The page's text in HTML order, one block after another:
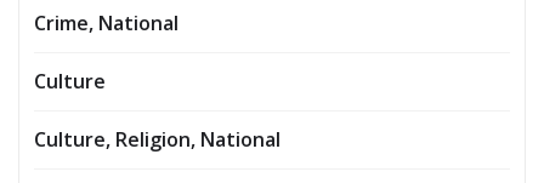
Crime, National
Culture
Culture, Religion, National